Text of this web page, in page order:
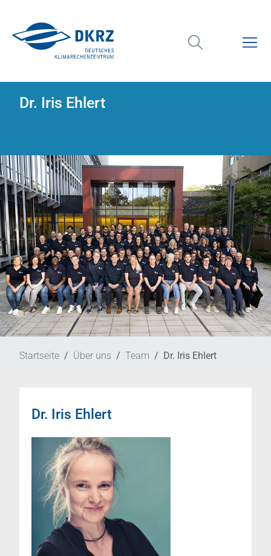
Dr. Iris Ehlert
Startseite Über uns Team Dr. Iris Ehlert
Dr. Iris Ehlert